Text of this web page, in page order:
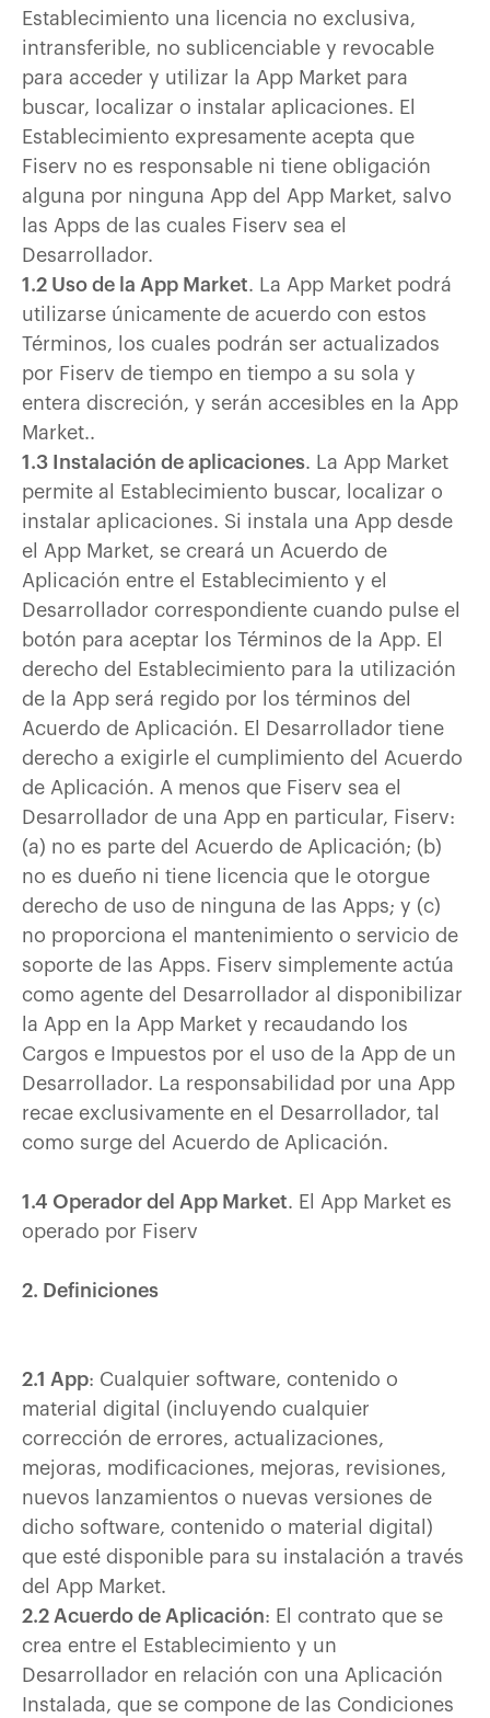
Establecimiento una licencia no exclusiva,
intransferible, no sublicenciable y revocable
para acceder y utilizar la App Market para
buscar, localizar o instalar aplicaciones. El
Establecimiento expresamente acepta que
Fiserv no es responsable ni tiene obligación
alguna por ninguna App del App Market, salvo
las Apps de las cuales Fiserv sea el
Desarrollador.
1.2 Uso de la App Market. La App Market podrá
utilizarse únicamente de acuerdo con estos
Términos, los cuales podrán ser actualizados
por Fiserv de tiempo en tiempo a su sola y
entera discreción, y serán accesibles en la App
Market..
1.3 Instalación de aplicaciones. La App Market
permite al Establecimiento buscar, localizar o
instalar aplicaciones. Si instala una App desde
el App Market, se creará un Acuerdo de
Aplicación entre el Establecimiento y el
Desarrollador correspondiente cuando pulse el
botón para aceptar los Términos de la App. El
derecho del Establecimiento para la utilización
de la App será regido por los términos del
Acuerdo de Aplicación. El Desarrollador tiene
derecho a exigirle el cumplimiento del Acuerdo
de Aplicación. A menos que Fiserv sea el
Desarrollador de una App en particular, Fiserv:
(a) no es parte del Acuerdo de Aplicación; (b)
no es dueño ni tiene licencia que le otorgue
derecho de uso de ninguna de las Apps; y (c)
no proporciona el mantenimiento o servicio de
soporte de las Apps. Fiserv simplemente actúa
como agente del Desarrollador al disponibilizar
la App en la App Market y recaudando los
Cargos e Impuestos por el uso de la App de un
Desarrollador. La responsabilidad por una App
recae exclusivamente en el Desarrollador, tal
como surge del Acuerdo de Aplicación.
1.4 Operador del App Market. El App Market es
operado por Fiserv
2. Definiciones
2.1 App: Cualquier software, contenido o
material digital (incluyendo cualquier
corrección de errores, actualizaciones,
mejoras, modificaciones, mejoras, revisiones,
nuevos lanzamientos o nuevas versiones de
dicho software, contenido o material digital)
que esté disponible para su instalación a través
del App Market.
2.2 Acuerdo de Aplicación: El contrato que se
crea entre el Establecimiento y un
Desarrollador en relación con una Aplicación
Instalada, que se compone de las Condiciones